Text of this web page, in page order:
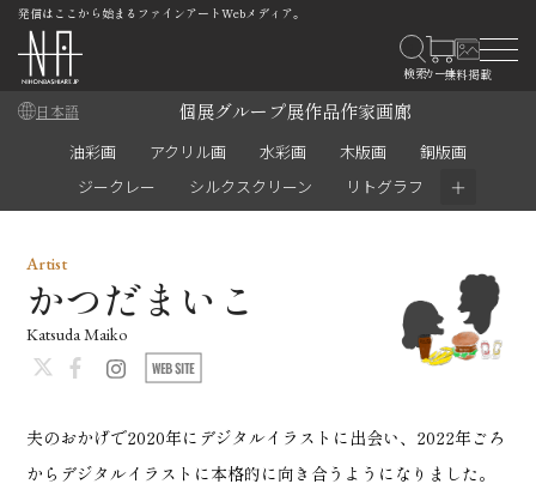
発信はここから始まるファインアートWebメディア。
日本語 個展グループ展作品作家画廊
油彩画 アクリル画 水彩画 木版画
銅版画
ジークレー
シルクスクリーン リトグラフ ＋
夫のおかげで2020年にデジタルイラストに出会い、2022年ごろ
からデジタルイラストに本格的に向き合うようになりました。
Artist
かつだまいこ
Katsuda Maiko